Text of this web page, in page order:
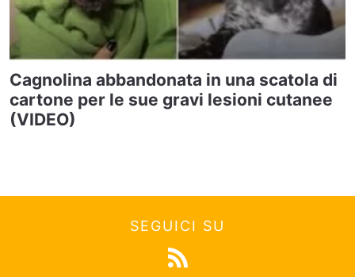
Cagnolina abbandonata in una scatola di
cartone per le sue gravi lesioni cutanee
(VIDEO)
SEGUICI SU